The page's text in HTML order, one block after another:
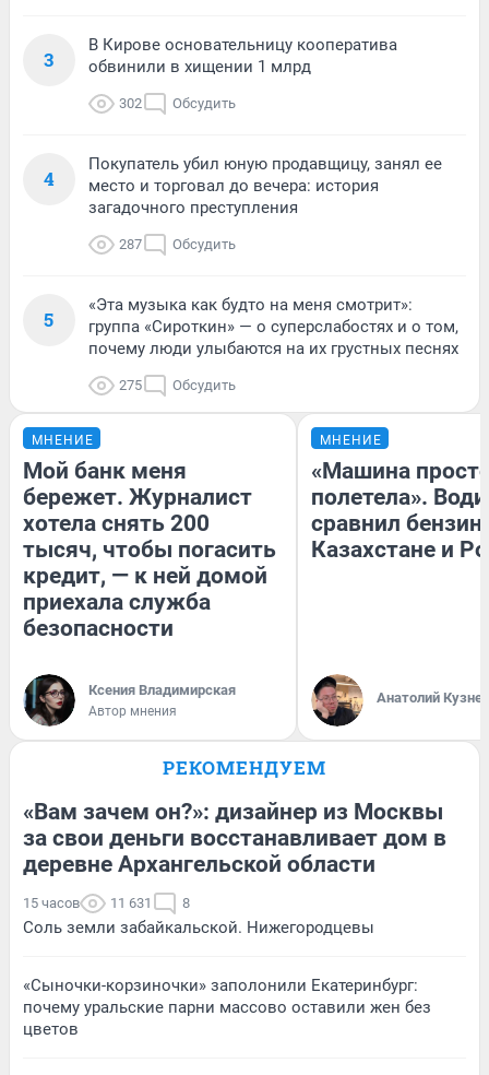
3
В Кирове основательницу кооператива
обвинили в хищении 1 млрд
302 Обсудить
4
Покупатель убил юную продавщицу, занял ее
место и торговал до вечера: история
загадочного преступления
287 Обсудить
5
«Эта музыка как будто на меня смотрит»:
группа «Сироткин» — о суперслабостях и о том,
почему люди улыбаются на их грустных песнях
275 Обсудить
МНЕНИЕ
Мой банк меня
бережет. Журналист
хотела снять 200
тысяч, чтобы погасить
кредит, — к ней домой
приехала служба
безопасности
Ксения Владимирская
Автор мнения
МНЕНИЕ
«Машина
полетела».
сравнил бензин
Казахстане и
Анатолий
РЕКОМЕНДУЕМ
«Вам зачем он?»: дизайнер из Москвы
за свои деньги восстанавливает дом в
деревне Архангельской области
15 часов 11 631 8
Соль земли забайкальской. Нижегородцевы
«Сыночки-корзиночки» заполонили Екатеринбург:
почему уральские парни массово оставили жен без
цветов